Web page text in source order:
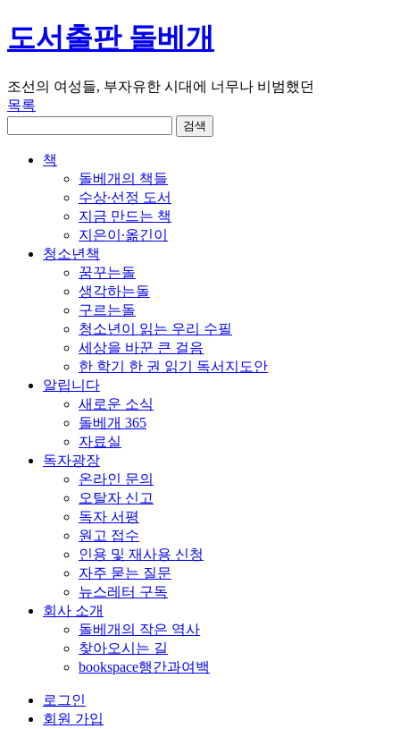
도서출판 돌베개
조선의 여성들, 부자유한 시대에 너무나 비범했던
목록
책
돌베개의 책들
수상∙선정 도서
지금 만드는 책
지은이∙옮긴이
청소년책
꿈꾸는돌
생각하는돌
구르는돌
청소년이 읽는 우리 수필
세상을 바꾼 큰 걸음
한 학기 한 권 읽기 독서지도안
알립니다
새로운 소식
돌베개 365
자료실
독자광장
온라인 문의
오탈자 신고
독자 서평
원고 접수
인용 및 재사용 신청
자주 묻는 질문
뉴스레터 구독
회사 소개
돌베개의 작은 역사
찾아오시는 길
bookspace행간과여백
로그인
회원 가입